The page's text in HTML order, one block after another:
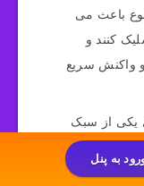
باعث می
کنند و
واکنش سریع
یکی از سبک
بوده است و
تر نسبت به
به پنل